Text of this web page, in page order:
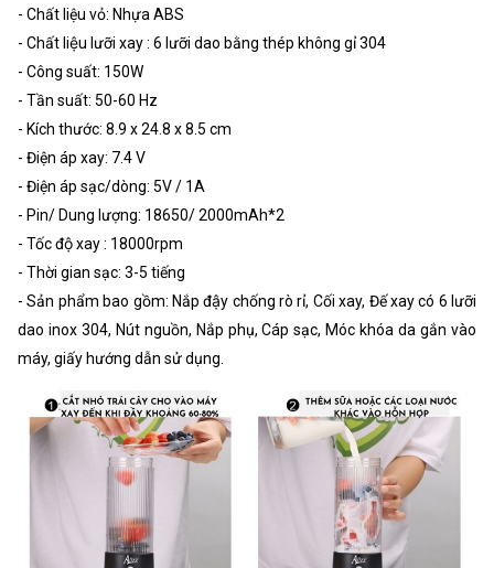
- Chất liệu vỏ: Nhựa ABS
- Chất liệu lưỡi xay : 6 lưỡi dao bằng thép không gỉ 304
- Công suất: 150W
- Tần suất: 50-60 Hz
- Kích thước: 8.9 x 24.8 x 8.5 cm
- Điện áp xay: 7.4 V
- Điện áp sạc/dòng: 5V / 1A
- Pin/ Dung lượng: 18650/ 2000mAh*2
- Tốc độ xay : 18000rpm
- Thời gian sạc: 3-5 tiếng
- Sản phẩm bao gồm: Nắp đậy chống rò rỉ, Cối xay, Đế xay có 6 lưỡi
dao inox 304, Nút nguồn, Nắp phụ, Cáp sạc, Móc khóa da gắn vào
máy, giấy hướng dẫn sử dụng.